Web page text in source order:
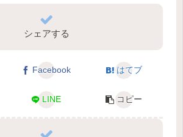
シェアする
Facebook はてブ
LINE コピー